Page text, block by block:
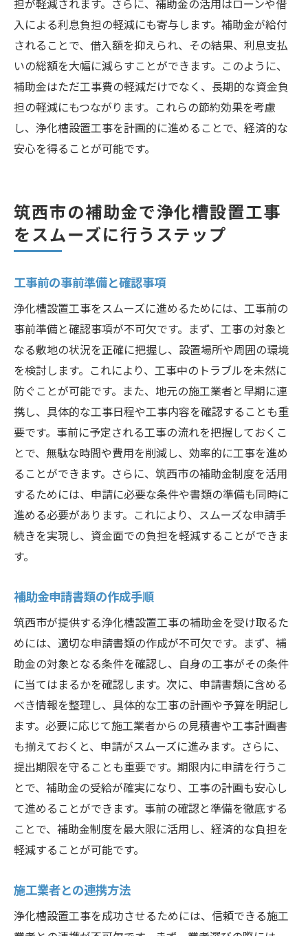
入による利息負担の軽減にも寄与します。補助金が給付
されることで、借入額を抑えられ、その結果、利息支払
いの総額を大幅に減らすことができます。このように、
補助金はただ工事費の軽減だけでなく、長期的な資金負
担の軽減にもつながります。これらの節約効果を考慮
し、浄化槽設置工事を計画的に進めることで、経済的な
安心を得ることが可能です。
筑西市の補助金で浄化槽設置工事
をスムーズに行うステップ
工事前の事前準備と確認事項
浄化槽設置工事をスムーズに進めるためには、工事前の
事前準備と確認事項が不可欠です。まず、工事の対象と
なる敷地の状況を正確に把握し、設置場所や周囲の環境
を検討します。これにより、工事中のトラブルを未然に
防ぐことが可能です。また、地元の施工業者と早期に連
携し、具体的な工事日程や工事内容を確認することも重
要です。事前に予定される工事の流れを把握しておくこ
とで、無駄な時間や費用を削減し、効率的に工事を進め
ることができます。さらに、筑西市の補助金制度を活用
するためには、申請に必要な条件や書類の準備も同時に
進める必要があります。これにより、スムーズな申請手
続きを実現し、資金面での負担を軽減することができま
す。
補助金申請書類の作成手順
筑西市が提供する浄化槽設置工事の補助金を受け取るた
めには、適切な申請書類の作成が不可欠です。まず、補
助金の対象となる条件を確認し、自身の工事がその条件
に当てはまるかを確認します。次に、申請書類に含める
べき情報を整理し、具体的な工事の計画や予算を明記し
ます。必要に応じて施工業者からの見積書や工事計画書
も揃えておくと、申請がスムーズに進みます。さらに、
提出期限を守ることも重要です。期限内に申請を行うこ
とで、補助金の受給が確実になり、工事の計画も安心し
て進めることができます。事前の確認と準備を徹底する
ことで、補助金制度を最大限に活用し、経済的な負担を
軽減することが可能です。
施工業者との連携方法
浄化槽設置工事を成功させるためには、信頼できる施工